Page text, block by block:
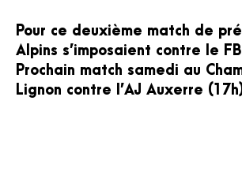
Pour ce deuxième match de
Alpins s’imposaient contre le
Prochain match samedi au
Lignon contre l’AJ Auxerre